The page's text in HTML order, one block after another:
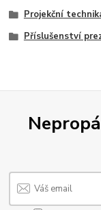
Projekční
Příslušenství